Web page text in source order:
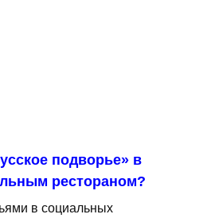
подворье» в
рестораном?
в социальных